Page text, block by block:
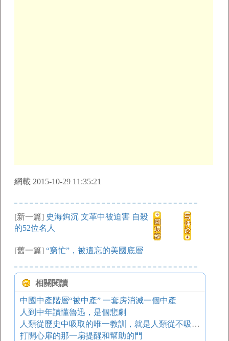
網載 2015-10-29 11:35:21
[新一篇] 史海鉤沉 文革中被迫害 自殺
的52位名人
[舊一篇] “窮忙”，被遺忘的美國底層
相關閱讀
中國中產階層“被中產” 一套房消滅一個中產
人到中年讀懂魯迅，是個悲劇
人類從歷史中吸取的唯一教訓，就是人類從不吸取歷史教訓
打開心扉的那一扇提醒和幫助的門